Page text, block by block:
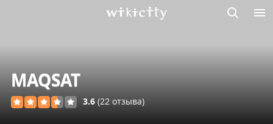
MAQSAT
3.6 (22 отзыва)